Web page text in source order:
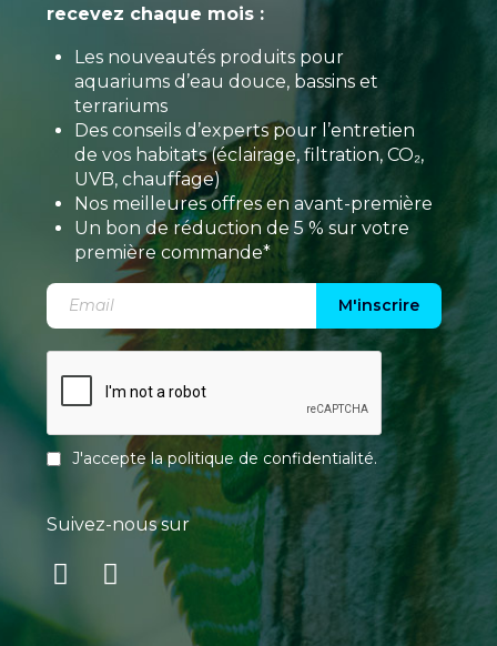
recevez chaque mois :
Les nouveautés produits pour
aquariums d’eau douce, bassins et
terrariums
Des conseils d’experts pour l’entretien
de vos habitats (éclairage, filtration, CO₂,
UVB, chauffage)
Nos meilleures offres en avant-première
Un bon de réduction de 5 % sur votre
première commande*
M'inscrire
J'accepte lapolitique de confidentialité.
Suivez-nous sur